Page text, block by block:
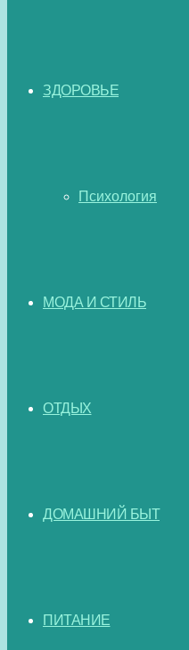
ЗДОРОВЬЕ
Психология
МОДА И СТИЛЬ
ОТДЫХ
ДОМАШНИЙ БЫТ
ПИТАНИЕ